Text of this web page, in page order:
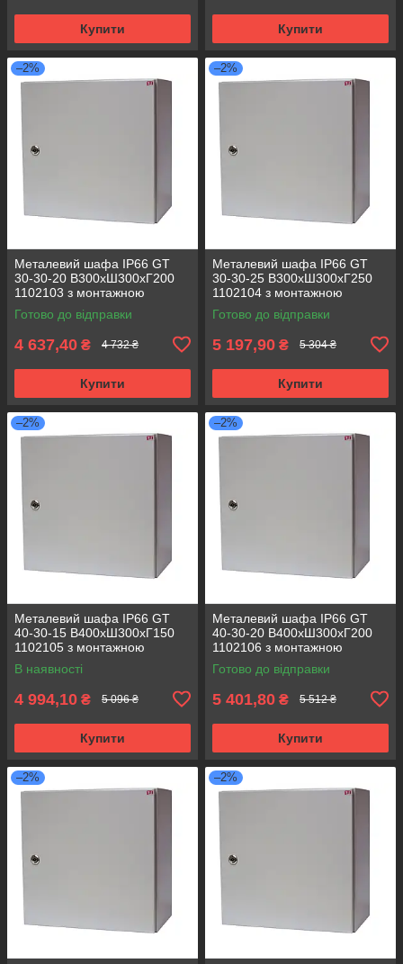
Купити Купити
–2%
Металевий шафа IP66 GT
30-30-20 В300хШ300хГ200
1102103 з монтажною
панеллю (розподільчий, 1
замок)
Готово до відправки
4 637,40 ₴ 4 732 ₴
Купити
–2%
Металевий шафа IP66 GT
30-30-25 В300хШ300хГ250
1102104 з монтажною
панеллю (розподільчий, 1
замок)
Готово до відправки
5 197,90 ₴ 5 304 ₴
Купити
–2%
Металевий шафа IP66 GT
40-30-15 В400хШ300хГ150
1102105 з монтажною
панеллю (розподільчий, 1
замок)
В наявності
4 994,10 ₴ 5 096 ₴
Купити
–2%
Металевий шафа IP66 GT
40-30-20 В400хШ300хГ200
1102106 з монтажною
панеллю (розподільчий, 1
замок)
Готово до відправки
5 401,80 ₴ 5 512 ₴
Купити
–2% –2%